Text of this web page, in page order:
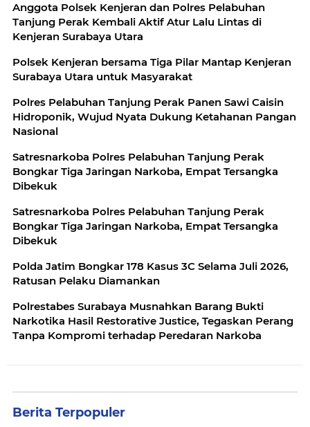
Anggota Polsek Kenjeran dan Polres Pelabuhan
Tanjung Perak Kembali Aktif Atur Lalu Lintas di
Kenjeran Surabaya Utara
Polsek Kenjeran bersama Tiga Pilar Mantap Kenjeran
Surabaya Utara untuk Masyarakat
Polres Pelabuhan Tanjung Perak Panen Sawi Caisin
Hidroponik, Wujud Nyata Dukung Ketahanan Pangan
Nasional
Satresnarkoba Polres Pelabuhan Tanjung Perak
Bongkar Tiga Jaringan Narkoba, Empat Tersangka
Dibekuk
Satresnarkoba Polres Pelabuhan Tanjung Perak
Bongkar Tiga Jaringan Narkoba, Empat Tersangka
Dibekuk
Polda Jatim Bongkar 178 Kasus 3C Selama Juli 2026,
Ratusan Pelaku Diamankan
Polrestabes Surabaya Musnahkan Barang Bukti
Narkotika Hasil Restorative Justice, Tegaskan Perang
Tanpa Kompromi terhadap Peredaran Narkoba
Berita Terpopuler